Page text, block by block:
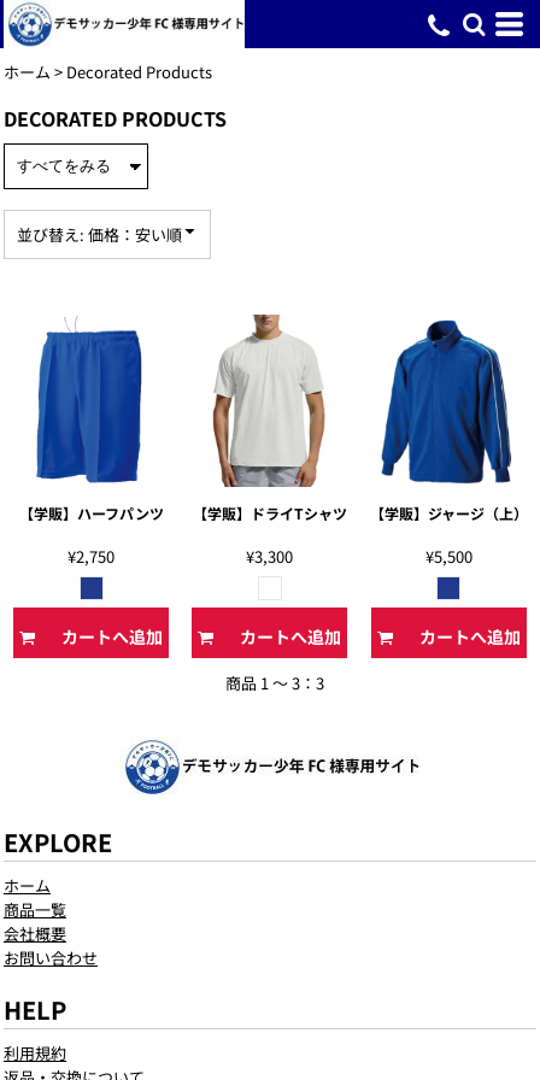
ホーム > Decorated Products
DECORATED PRODUCTS
並び替え: 価格：安い順
【学販】ハーフパンツ
¥2,750
カートへ追加
【学販】ドライTシャツ
¥3,300
カートへ追加
【学販】ジャージ（上）
¥5,500
カートへ追加
商品 1 ～ 3：3
EXPLORE
ホーム
商品一覧
会社概要
お問い合わせ
HELP
利用規約
デフォルト
新着順